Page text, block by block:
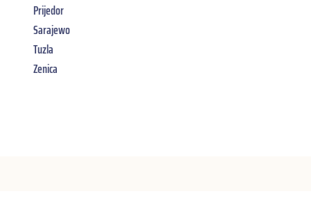
Prijedor
Sarajewo
Tuzla
Zenica